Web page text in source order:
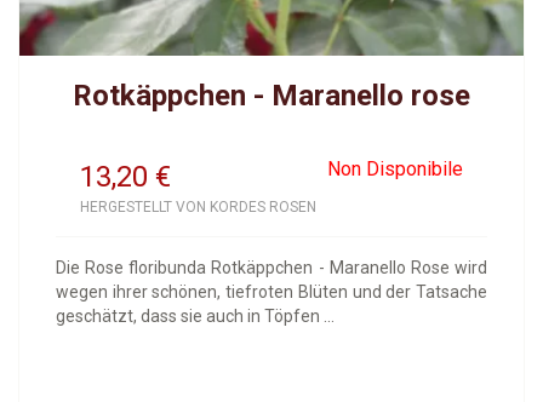
Rotkäppchen - Maranello rose
13,20 Non Disponibile
€
HERGESTELLT VON KORDES ROSEN
Die Rose floribunda Rotkäppchen - Maranello Rose wird
wegen ihrer schönen, tiefroten Blüten und der Tatsache
geschätzt, dass sie auch in Töpfen ...